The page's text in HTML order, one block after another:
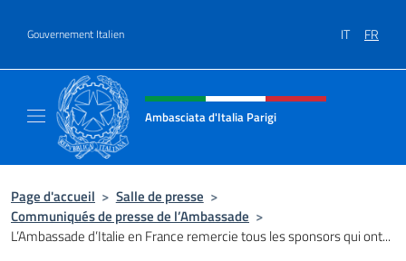
Gouvernement Italien IT FR
Site Web, social et en-tête de
Ambasciata d'Italia Parigi
Page d'accueil > Salle de presse >
Communiqués de presse de l’Ambassade >
L’Ambassade d’Italie en France remercie tous les sponsors qui ont...